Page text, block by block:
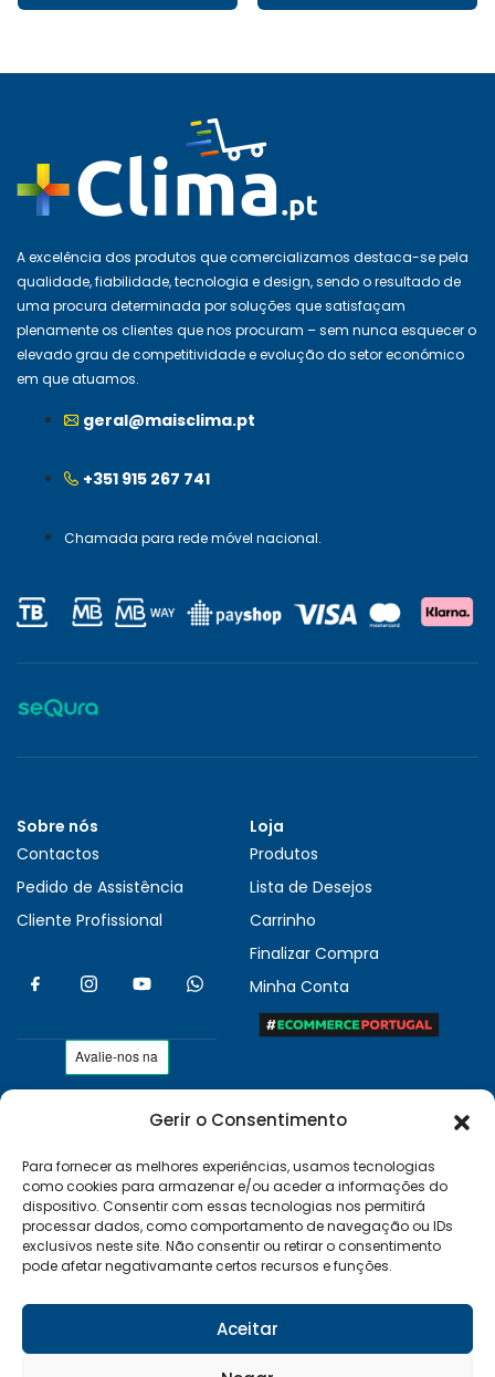
Gerir o Consentimento
Para fornecer as melhores experiências, usamos tecnologias
como cookies para armazenar e/ou aceder a informações do
dispositivo. Consentir com essas tecnologias nos permitirá
processar dados, como comportamento de navegação ou IDs
exclusivos neste site. Não consentir ou retirar o consentimento
pode afetar negativamante certos recursos e funções.
Aceitar
A excelência dos produtos que comercializamos destaca-se pela
qualidade, fiabilidade, tecnologia e design, sendo o resultado de
uma procura determinada por soluções que satisfaçam
plenamente os clientes que nos procuram – sem nunca esquecer o
elevado grau de competitividade e evolução do setor económico
em que atuamos.
geral@maisclima.pt
+351 915 267 741
Chamada para rede móvel nacional.
Sobre nós
Contactos
Pedido de Assistência
Cliente Profissional
Loja
Produtos
Lista de Desejos
Carrinho
Finalizar Compra
Minha Conta
As nossas condições
Políticas de Privacidade
Termos e Condições
Entregas e Devoluções
Livro de Reclamações
Sequra